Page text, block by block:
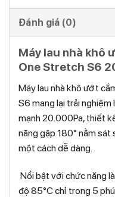
Đánh giá (0)
Máy lau nhà khô
One Stretch S6
Máy lau nhà khô ướt
S6 mang lại trải nghiệm
mạnh 20.000Pa, thiết
năng gập 180° nằm sát
một cách dễ dàng.
Nổi bật với chức năng
độ 85°C chỉ trong 5